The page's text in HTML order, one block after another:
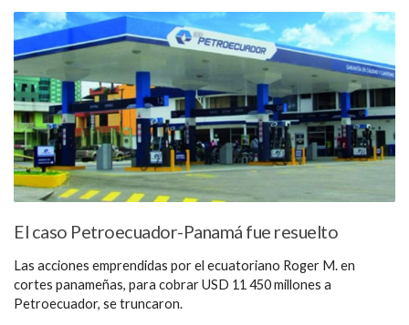
El caso Petroecuador-Panamá fue resuelto
Las acciones emprendidas por el ecuatoriano Roger M. en
cortes panameñas, para cobrar USD 11 450 millones a
Petroecuador, se truncaron.